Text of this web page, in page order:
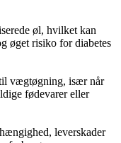
øl, hvilket kan
øget risiko for diabetes
vægtøgning, især når
fødevarer eller
leverskader